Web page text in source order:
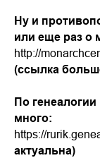
Ну и
или еще раз о
http://
(ссылка
По
много:
https://
актуальна)